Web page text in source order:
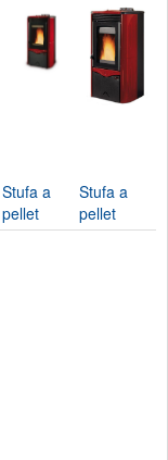
Stufa a
pellet
Duchessa
Stufa a
pellet
Duchessa